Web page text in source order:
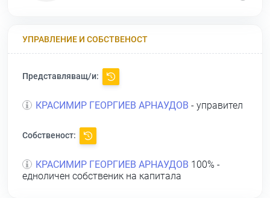
УПРАВЛЕНИЕ И СОБСТВЕНОСТ
Представляващ/и:
КРАСИМИР ГЕОРГИЕВ АРНАУДОВ - управител
Собственост:
КРАСИМИР ГЕОРГИЕВ АРНАУДОВ 100% -
едноличен собственик на капитала